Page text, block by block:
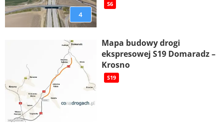
4
S6
Mapa budowy drogi
ekspresowej S19 Domaradz –
Krosno
S19